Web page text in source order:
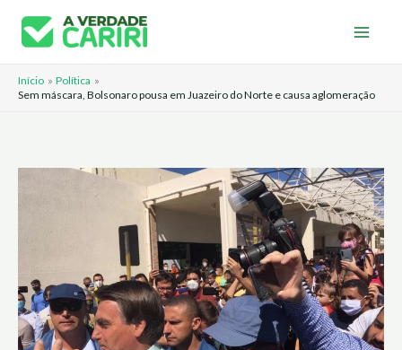
para
conteúdo
Início
Política
Sem máscara, Bolsonaro pousa em Juazeiro do Norte e causa aglomeração